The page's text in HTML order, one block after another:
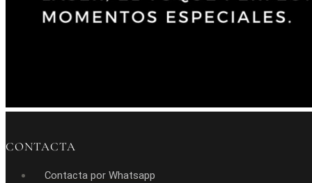
CONTACTA
Contacta por Whatsapp